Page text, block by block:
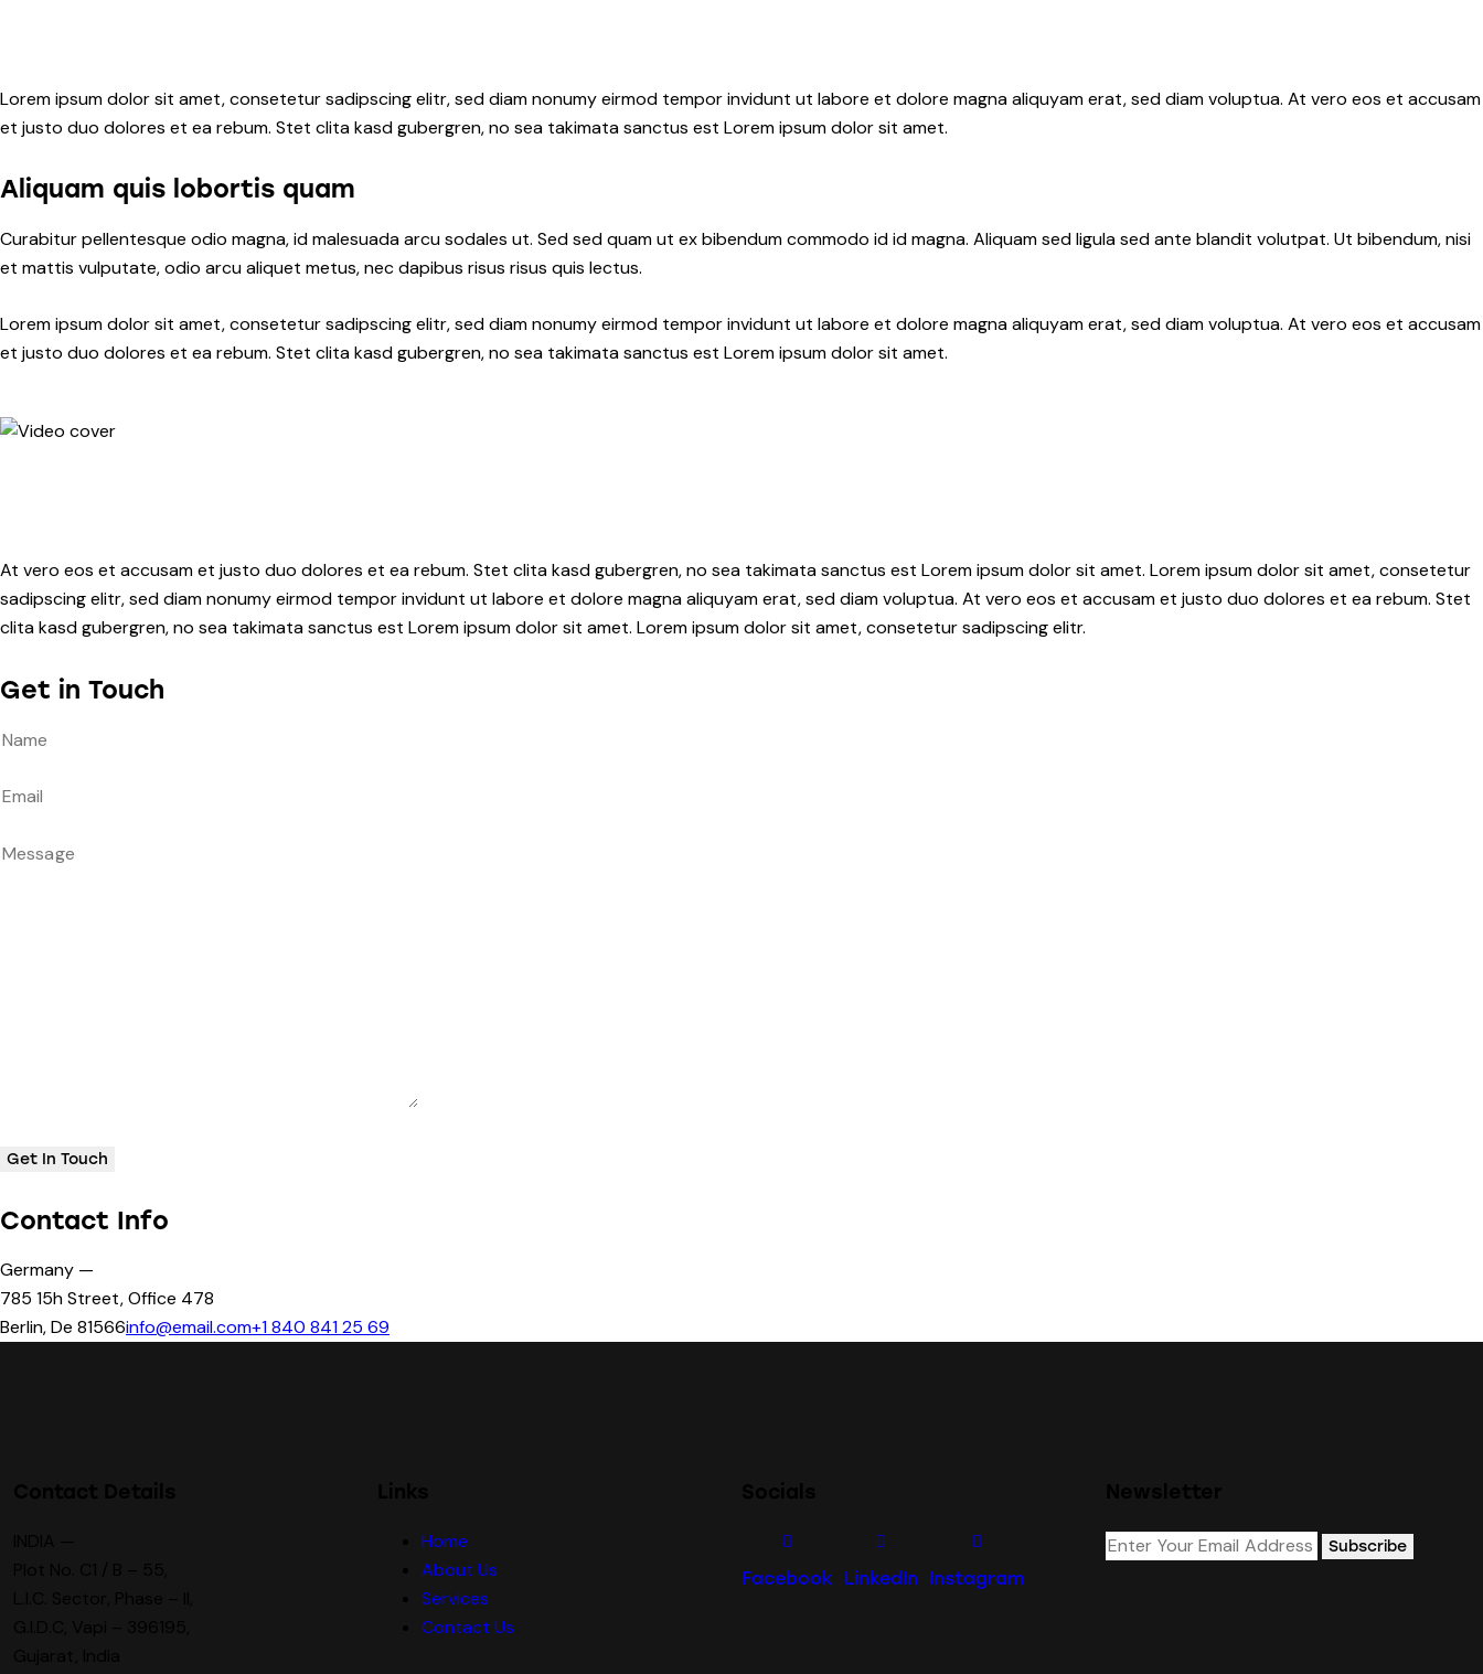
Lorem ipsum dolor sit amet, consetetur sadipscing elitr, sed diam nonumy eirmod tempor invidunt ut labore et dolore magna aliquyam erat, sed diam voluptua. At vero eos et accusam
et justo duo dolores et ea rebum. Stet clita kasd gubergren, no sea takimata sanctus est Lorem ipsum dolor sit amet.
Aliquam quis lobortis quam
Curabitur pellentesque odio magna, id malesuada arcu sodales ut. Sed sed quam ut ex bibendum commodo id id magna. Aliquam sed ligula sed ante blandit volutpat. Ut bibendum, nisi
et mattis vulputate, odio arcu aliquet metus, nec dapibus risus risus quis lectus.
Lorem ipsum dolor sit amet, consetetur sadipscing elitr, sed diam nonumy eirmod tempor invidunt ut labore et dolore magna aliquyam erat, sed diam voluptua. At vero eos et accusam
et justo duo dolores et ea rebum. Stet clita kasd gubergren, no sea takimata sanctus est Lorem ipsum dolor sit amet.
At vero eos et accusam et justo duo dolores et ea rebum. Stet clita kasd gubergren, no sea takimata sanctus est Lorem ipsum dolor sit amet. Lorem ipsum dolor sit amet, consetetur
sadipscing elitr, sed diam nonumy eirmod tempor invidunt ut labore et dolore magna aliquyam erat, sed diam voluptua. At vero eos et accusam et justo duo dolores et ea rebum. Stet
clita kasd gubergren, no sea takimata sanctus est Lorem ipsum dolor sit amet. Lorem ipsum dolor sit amet, consetetur sadipscing elitr.
Get in Touch
Contact Info
Germany —
785 15h Street, Office 478
Berlin, De 81566info@email.com+1 840 841 25 69
Home
About Us
Services
Contact Us
Facebook LinkedIn Instagram
Subscribe